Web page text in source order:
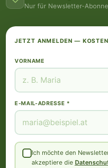
Nur für Newsletter-
JETZT ANMELDEN —
VORNAME
E-MAIL-ADRESSE *
Ich möchte den
akzeptiere die